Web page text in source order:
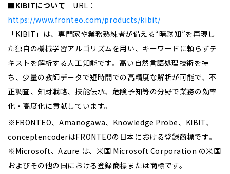
■KIBITについて URL：
https://www.fronteo.com/products/kibit/
「KIBIT」は、専門家や業務熟練者が備える“暗黙知”を再現し
た独自の機械学習アルゴリズムを用い、キーワードに頼らずテ
キストを解析する人工知能です。高い自然言語処理技術を持
ち、少量の教師データで短時間での高精度な解析が可能で、不
正調査、知財戦略、技能伝承、危険予知等の分野で業務の効率
化・高度化に貢献しています。
※FRONTEO、Amanogawa、Knowledge Probe、KIBIT、
conceptencoderはFRONTEOの日本における登録商標です。
※Microsoft、Azure は、米国 Microsoft Corporation の米国
およびその他の国における登録商標または商標です。